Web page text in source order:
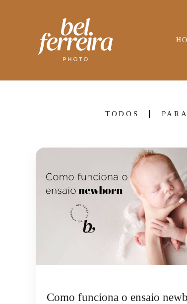
TODOS
Como funciona o ensaio